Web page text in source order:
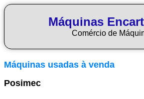
Máquinas
Comércio de
Máquinas usadas à venda
Posimec